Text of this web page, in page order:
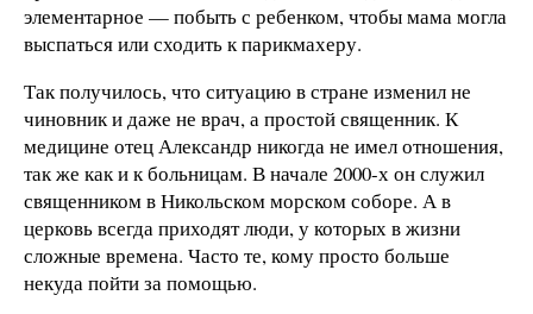
элементарное — побыть с ребенком, чтобы мама могла
выспаться или сходить к парикмахеру.
Так получилось, что ситуацию в стране изменил не
чиновник и даже не врач, а простой священник. К
медицине отец Александр никогда не имел отношения,
так же как и к больницам. В начале 2000‑х он служил
священником в Никольском морском соборе. А в
церковь всегда приходят люди, у которых в жизни
сложные времена. Часто те, кому просто больше
некуда пойти за помощью.